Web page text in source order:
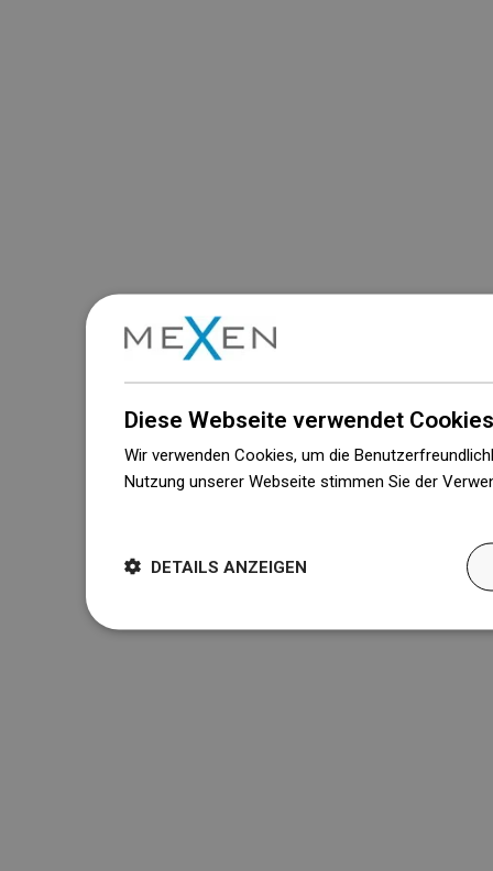
Diese Webseite verwendet
Wir verwenden Cookies, um die
Nutzung unserer Webseite stimmen Sie der
DETAILS ANZEIGEN